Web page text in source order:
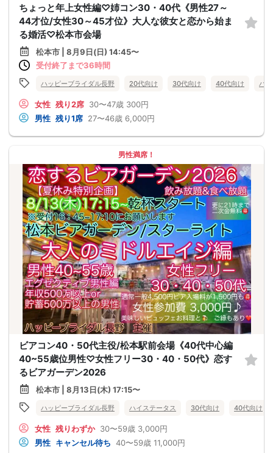
ちょっと年上女性編♡姉コン30・40代《男性27～
44才位/女性30～45才位》大人な彼女と恋から始ま
る婚活♡松本市会場
松本市 | 8月9日(日) 14:45〜
受付終了まで36時間
ハッピーブライダル長野 20代向け 30代向け 40代向け バ
女性 残り2席 30〜47歳 300円
男性 残り1席 27〜46歳 6,000円
男性満席！
ビアコン40・50代主役/松本駅前会場《40代中心編
40~55歳位男性♡女性フリー30・40・50代》恋す
るビアガーデン2026
松本市 | 8月13日(木) 17:15〜
ハッピーブライダル長野 ハイステータス 30代向け 40代向け
女性 残りわずか 30〜59歳 3,000円
男性 キャンセル待ち 40〜59歳 11,000円